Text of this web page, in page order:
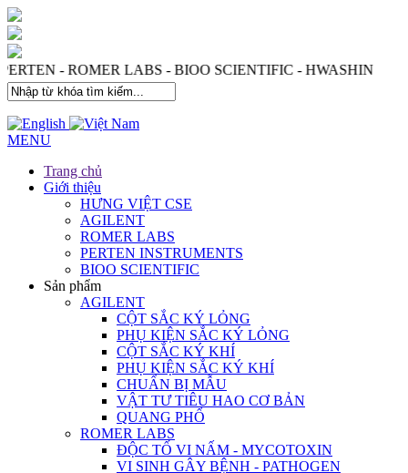
- ROMER LABS - BIOO SCIENTIFIC - HWASHIN
MENU
Trang chủ
Giới thiệu
HƯNG VIỆT CSE
AGILENT
ROMER LABS
PERTEN INSTRUMENTS
BIOO SCIENTIFIC
Sản phẩm
AGILENT
CỘT SẮC KÝ LỎNG
PHỤ KIỆN SẮC KÝ LỎNG
CỘT SẮC KÝ KHÍ
PHỤ KIỆN SẮC KÝ KHÍ
CHUẨN BỊ MẪU
VẬT TƯ TIÊU HAO CƠ BẢN
QUANG PHỔ
ROMER LABS
ĐỘC TỐ VI NẤM - MYCOTOXIN
VI SINH GÂY BỆNH - PATHOGEN